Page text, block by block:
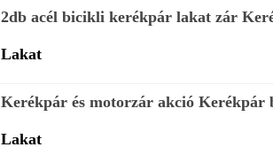
2db acél bicikli kerékpár lakat zár
Lakat
Kerékpár és motorzár akció Kerékpár
Lakat